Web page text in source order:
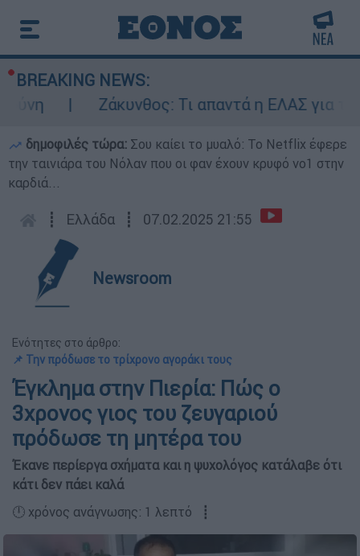
BREAKING NEWS:
Ζάκυνθος: Τι απαντά η ΕΛΑΣ για
δημοφιλές τώρα: Σου καίει το μυαλό: Το Netflix έφερε
την ταινιάρα του Νόλαν που οι φαν έχουν κρυφό νο1 στην
καρδιά...
┋ Ελλάδα ┋ 07.02.2025 21:55
Newsroom
Ενότητες στο άρθρο:
📌 Την πρόδωσε το τρίχρονο αγοράκι τους
Έγκλημα στην Πιερία: Πώς ο
3χρονος γιος του ζευγαριού
πρόδωσε τη μητέρα του
Έκανε περίεργα σχήματα και η ψυχολόγος κατάλαβε ότι
κάτι δεν πάει καλά
🕛 χρόνος ανάγνωσης: 1 λεπτό ┋